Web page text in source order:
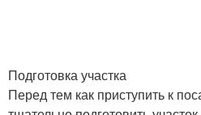
Подготовка участка
Перед тем как приступить к